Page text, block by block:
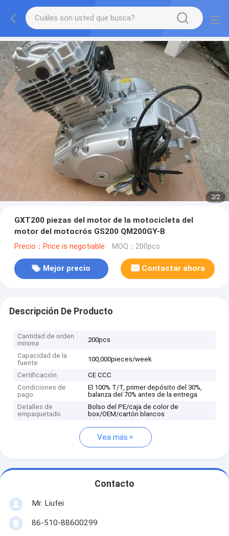
2/2
GXT200 piezas del motor de la motocicleta del
motor del motocrós GS200 QM200GY-B
Precio：Price is negotiable MOQ：200pcs
Mejor precio Contactar ahora
Descripción De Producto
Cantidad de orden
mínima
200pcs
Capacidad de la
fuente
100,000pieces/week
Certificación
CE CCC
Condiciones de
pago
El 100% T/T, primer depósito del 30%,
balanza del 70% antes de la entrega
Detalles de
empaquetado
Bolso del PE/caja de color de
box/OEM/cartón blancos
Vea más
Contacto
Mr. Liufei
86-510-88600299